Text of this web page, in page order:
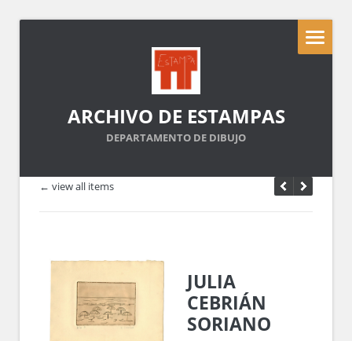
ARCHIVO DE ESTAMPAS
DEPARTAMENTO DE DIBUJO
← view all items
JULIA
CEBRIÁN
SORIANO